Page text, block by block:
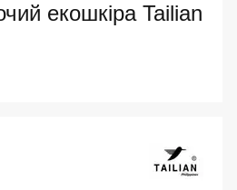
екошкіра Tailian